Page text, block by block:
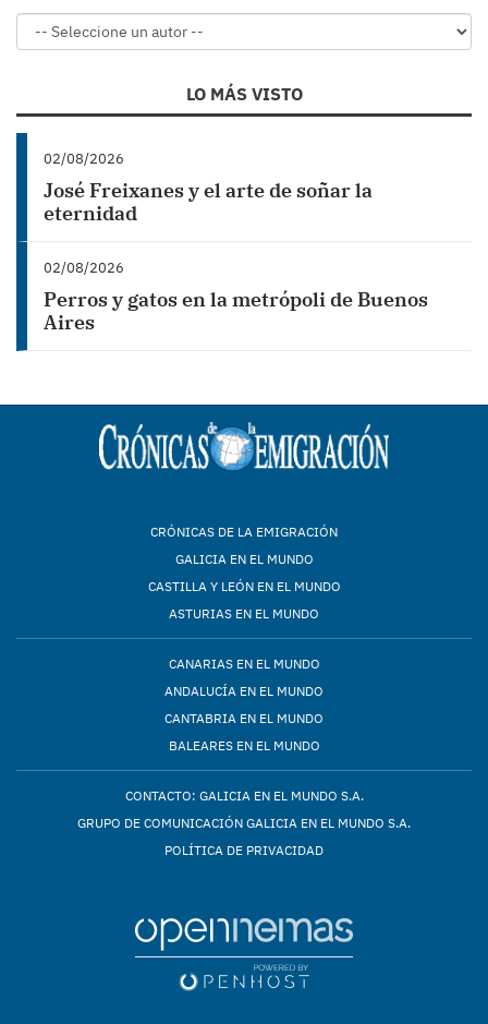
LO MÁS VISTO
02/08/2026
José Freixanes y el arte de soñar la
eternidad
02/08/2026
Perros y gatos en la metrópoli de Buenos
Aires
CRÓNICAS DE LA EMIGRACIÓN
GALICIA EN EL MUNDO
CASTILLA Y LEÓN EN EL MUNDO
ASTURIAS EN EL MUNDO
CANARIAS EN EL MUNDO
ANDALUCÍA EN EL MUNDO
CANTABRIA EN EL MUNDO
BALEARES EN EL MUNDO
CONTACTO: GALICIA EN EL MUNDO S.A.
GRUPO DE COMUNICACIÓN GALICIA EN EL MUNDO S.A.
POLÍTICA DE PRIVACIDAD